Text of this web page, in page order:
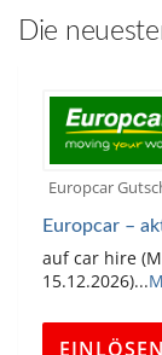
Die
Europcar
Europcar –
auf car hire
15.12.2026)...
EINLÖSEN